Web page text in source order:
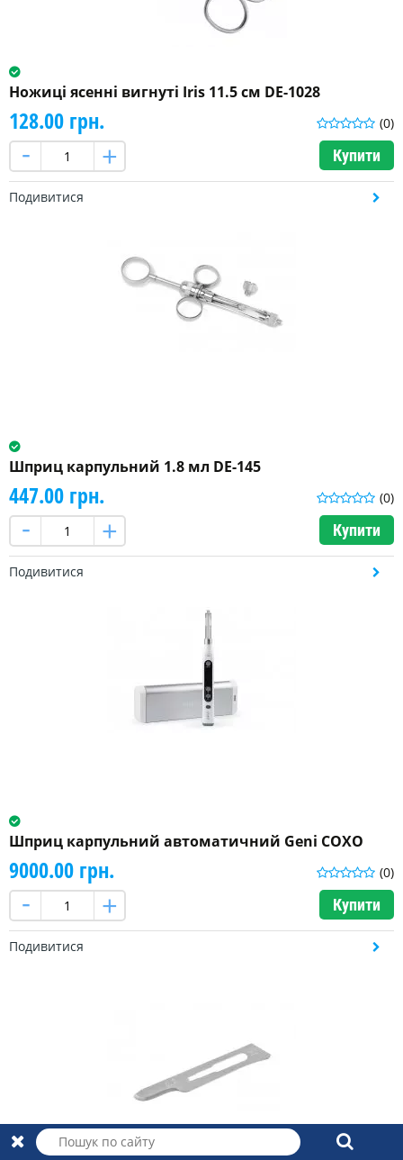
Ножиці ясенні вигнуті Iris 11.5 см DE-1028
(0)
128.00 грн.
Купити
Подивитися
Шприц карпульний 1.8 мл DE-145
(0)
447.00 грн.
Купити
Подивитися
Шприц карпульний автоматичний Geni СОХО
(0)
9000.00 грн.
Купити
Подивитися